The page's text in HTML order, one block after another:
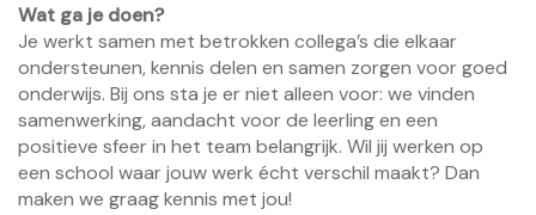
Wat ga je doen?
Je werkt samen met betrokken collega’s die elkaar
ondersteunen, kennis delen en samen zorgen voor goed
onderwijs. Bij ons sta je er niet alleen voor: we vinden
samenwerking, aandacht voor de leerling en een
positieve sfeer in het team belangrijk. Wil jij werken op
een school waar jouw werk écht verschil maakt? Dan
maken we graag kennis met jou!